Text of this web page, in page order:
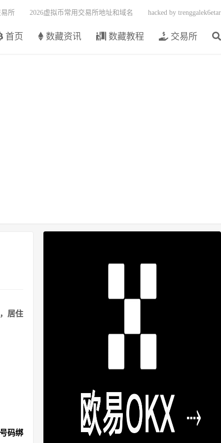
首页 数藏资讯 数藏教程 交易所
所 2026虚拟币常用交易所地址和域名 hacked by trenggalek6etar
居住
码绑